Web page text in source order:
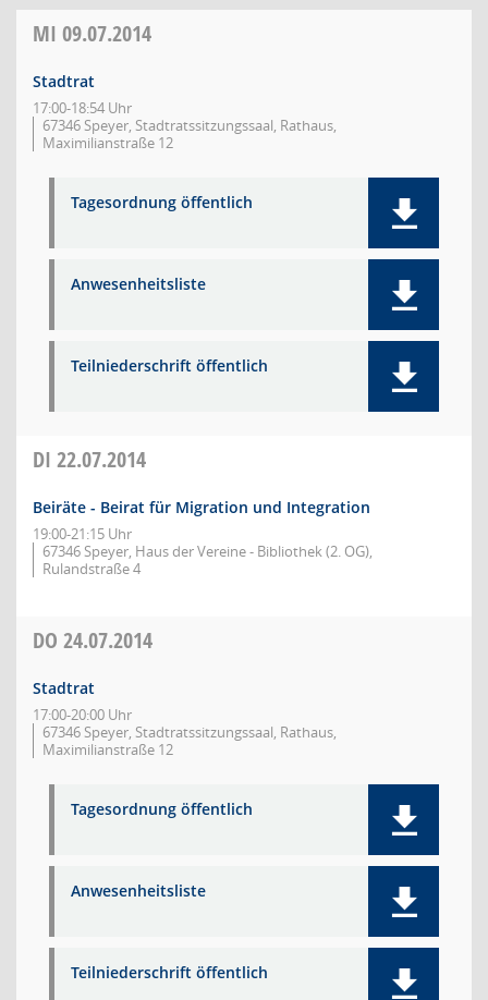
MI 09.07.2014
Stadtrat
17:00-18:54 Uhr
67346 Speyer, Stadtratssitzungssaal, Rathaus,
Maximilianstraße 12
Tagesordnung öffentlich
Anwesenheitsliste
Teilniederschrift öffentlich
DI 22.07.2014
Beiräte - Beirat für Migration und Integration
19:00-21:15 Uhr
67346 Speyer, Haus der Vereine - Bibliothek (2. OG),
Rulandstraße 4
DO 24.07.2014
Stadtrat
17:00-20:00 Uhr
67346 Speyer, Stadtratssitzungssaal, Rathaus,
Maximilianstraße 12
Tagesordnung öffentlich
Anwesenheitsliste
Teilniederschrift öffentlich